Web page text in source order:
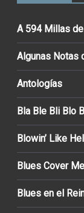
A 594 Millas
Algunas Notas
Antologías
Bla Ble Bli Blo
Blowin’ Like
Blues Cover Me
Blues en el